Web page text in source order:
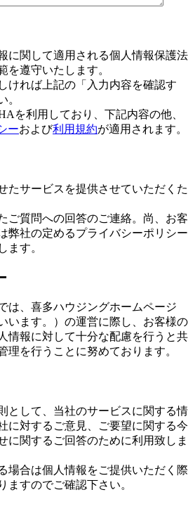
に関して適用される個人情報保護法
を遵守いたします。
ければ上記の「入力内容を確認す
。
を利用しており、下記内容の他、
ーおよび利用規約が適用されます。
たサービスを提供させていただくた
ご質問への回答のご連絡。尚、お客
弊社の定めるプライバシーポリシー
ます。
は、喜多ハウジングホームページ
います。）の運営に際し、お客様の
情報に対して十分な配慮を行うと共
理を行うことに努めております。
として、当社のサービスに関する情
に対するご意見、ご要望に関する今
に関するご回答のために利用致しま
場合は個人情報をご提供いただく際
ますのでご確認下さい。